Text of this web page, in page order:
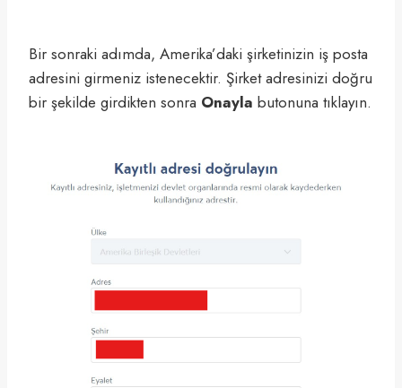
Bir sonraki adımda, Amerika’daki şirketinizin iş posta
adresini girmeniz istenecektir. Şirket adresinizi doğru
bir şekilde girdikten sonra Onayla butonuna tıklayın.